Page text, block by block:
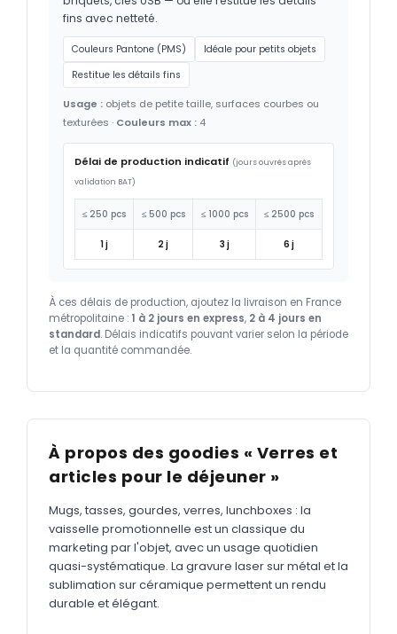
fins avec netteté.
Couleurs Pantone (PMS)
Idéale pour petits objets
Restitue les détails fins
Usage : objets de petite taille, surfaces courbes ou
texturées · Couleurs max : 4
Délai de production indicatif (jours ouvrés après
validation BAT)
≤ 250 pcs ≤ 500 pcs ≤ 1000 pcs ≤ 2500 pcs
1 j 2 j 3 j 6 j
À ces délais de production, ajoutez la livraison en France
métropolitaine : 1 à 2 jours en express, 2 à 4 jours en
standard. Délais indicatifs pouvant varier selon la période
et la quantité commandée.
À propos des goodies « Verres et
articles pour le déjeuner »
Mugs, tasses, gourdes, verres, lunchboxes : la
vaisselle promotionnelle est un classique du
marketing par l'objet, avec un usage quotidien
quasi-systématique. La gravure laser sur métal et la
sublimation sur céramique permettent un rendu
durable et élégant.